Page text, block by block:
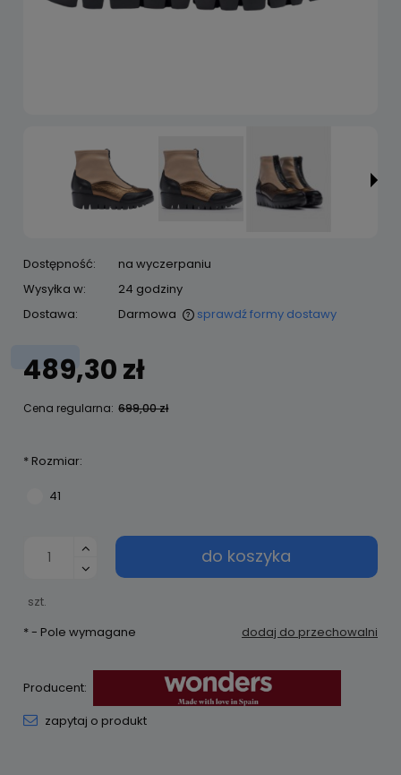
Dostępność:
na wyczerpaniu
Wysyłka w:
24 godziny
Dostawa:
Darmowa
sprawdź formy dostawy
489,30 zł
Cena regularna: 699,00 zł
* Rozmiar:
41
szt.
do koszyka
dodaj do przechowalni
*- Pole wymagane
Producent:
zapytaj o produkt